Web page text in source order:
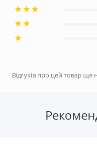
Відгуків про цей товар ще